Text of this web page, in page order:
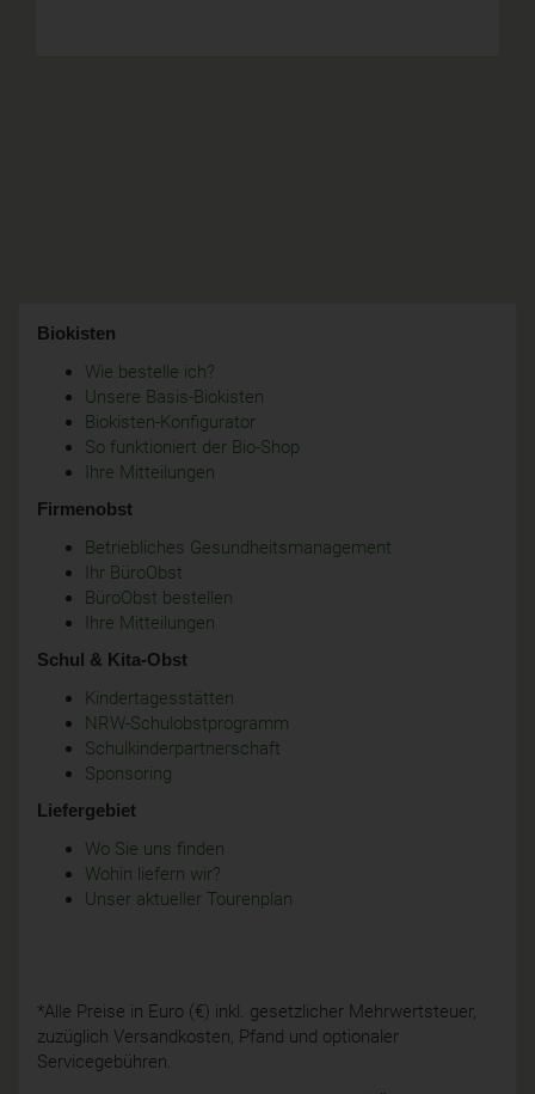
Biokisten
Wie bestelle ich?
Unsere Basis-Biokisten
Biokisten-Konfigurator
So funktioniert der Bio-Shop
Ihre Mitteilungen
Firmenobst
Betriebliches Gesundheitsmanagement
Ihr BüroObst
BüroObst bestellen
Ihre Mitteilungen
Schul & Kita-Obst
Kindertagesstätten
NRW-Schulobstprogramm
Schulkinderpartnerschaft
Sponsoring
Liefergebiet
Wo Sie uns finden
Wohin liefern wir?
Unser aktueller Tourenplan
*Alle Preise in Euro (€) inkl. gesetzlicher Mehrwertsteuer,
zuzüglich Versandkosten, Pfand und optionaler
Servicegebühren.